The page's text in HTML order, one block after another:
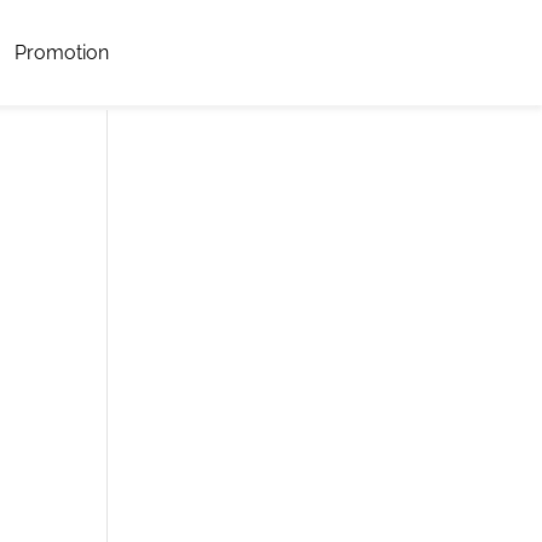
Promotion